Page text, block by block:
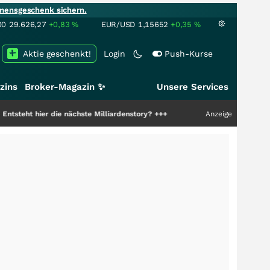
sichern.
29.626,27 +0,83% EUR/USD 1,15652 +0,35 %
Login Push-Kurse
Aktie geschenkt!
Broker-Magazin ✨ Unsere Services
die nächste Milliardenstory?+++ Anzeige